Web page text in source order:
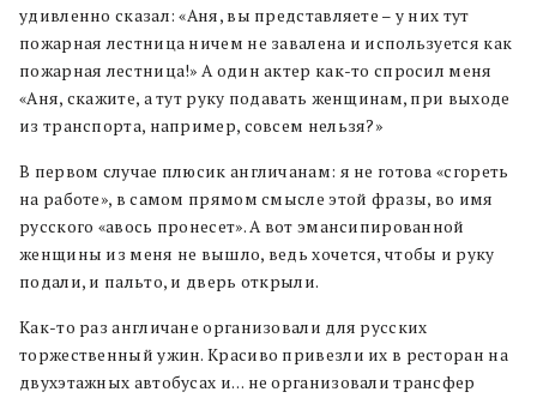
удивленно сказал: «Аня, вы представляете – у них тут
пожарная лестница ничем не завалена и используется как
пожарная лестница!» А один актер как-то спросил меня
«Аня, скажите, а тут руку подавать женщинам, при выходе
из транспорта, например, совсем нельзя?»
В первом случае плюсик англичанам: я не готова «сгореть
на работе», в самом прямом смысле этой фразы, во имя
русского «авось пронесет». А вот эмансипированной
женщины из меня не вышло, ведь хочется, чтобы и руку
подали, и пальто, и дверь открыли.
Как-то раз англичане организовали для русских
торжественный ужин. Красиво привезли их в ресторан на
двухэтажных автобусах и… не организовали трансфер